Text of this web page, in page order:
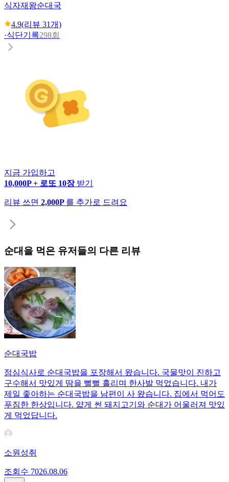
식자재왕순대국
4.9(리뷰 31개)
·식단기록298회
지금 가입하고
10,000P + 로또 10장 받기
리뷰 쓰면 2,000P 를 추가로 드려요
순대 을 먹은 유저들의 다른 리뷰
순대국밥
점심식사로 순대국밥을 포장해서 왔습니다. 국물맛이 진하고
구수해서 맛있게 땀을 뻘뻘 흘리며 한사발 먹었습니다. 내가
제일 좋아하는 순대국밥을 남편이 사 왔습니다. 집에서 먹어도
푸짐한 한상입니다. 얇게 썬 돼지고기와 순대가 어울러져 맛있
게 먹었답니다.
소원성취
조회수 7026.08.06